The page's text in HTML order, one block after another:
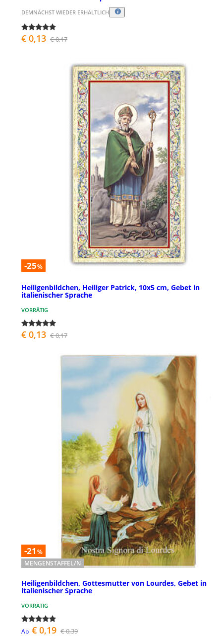
DEMNÄCHST WIEDER ERHÄLTLICH
€ 0,13 € 0,17
-25%
Heiligenbildchen, Heiliger Patrick, 10x5 cm, Gebet in
italienischer Sprache
VORRÄTIG
€ 0,13 € 0,17
-21 %
MENGENSTAFFEL/N
Heiligenbildchen, Gottesmutter von Lourdes, Gebet in
italienischer Sprache
VORRÄTIG
Ab € 0,19 € 0,39